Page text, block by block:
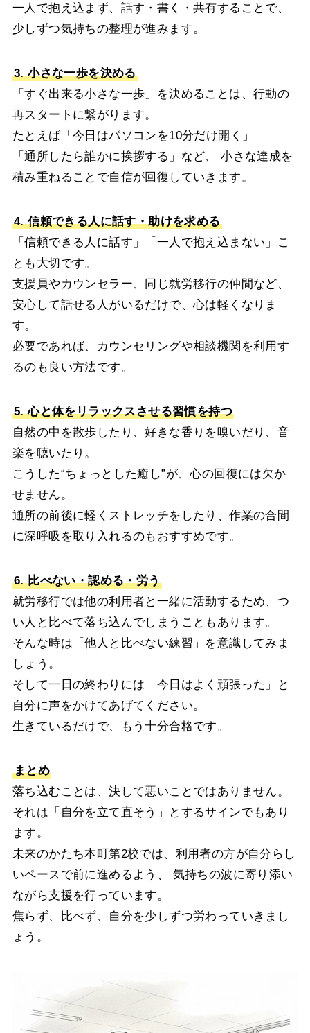
一人で抱え込まず、話す・書く・共有することで、
少しずつ気持ちの整理が進みます。
3. 小さな一歩を決める
「すぐ出来る小さな一歩」を決めることは、行動の
再スタートに繋がります。
たとえば「今日はパソコンを10分だけ開く」
「通所したら誰かに挨拶する」など、 小さな達成を
積み重ねることで自信が回復していきます。
4. 信頼できる人に話す・助けを求める
「信頼できる人に話す」「一人で抱え込まない」こ
とも大切です。
支援員やカウンセラー、同じ就労移行の仲間など、
安心して話せる人がいるだけで、心は軽くなりま
す。
必要であれば、カウンセリングや相談機関を利用す
るのも良い方法です。
5. 心と体をリラックスさせる習慣を持つ
自然の中を散歩したり、好きな香りを嗅いだり、音
楽を聴いたり。
こうした“ちょっとした癒し”が、心の回復には欠か
せません。
通所の前後に軽くストレッチをしたり、作業の合間
に深呼吸を取り入れるのもおすすめです。
6. 比べない・認める・労う
就労移行では他の利用者と一緒に活動するため、つ
い人と比べて落ち込んでしまうこともあります。
そんな時は「他人と比べない練習」を意識してみま
しょう。
そして一日の終わりには「今日はよく頑張った」と
自分に声をかけてあげてください。
生きているだけで、もう十分合格です。
まとめ
落ち込むことは、決して悪いことではありません。
それは「自分を立て直そう」とするサインでもあり
ます。
未来のかたち本町第2校では、利用者の方が自分らし
いペースで前に進めるよう、 気持ちの波に寄り添い
ながら支援を行っています。
焦らず、比べず、自分を少しずつ労わっていきまし
ょう。